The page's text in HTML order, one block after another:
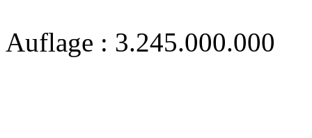
Auflage : 3.245.000.000